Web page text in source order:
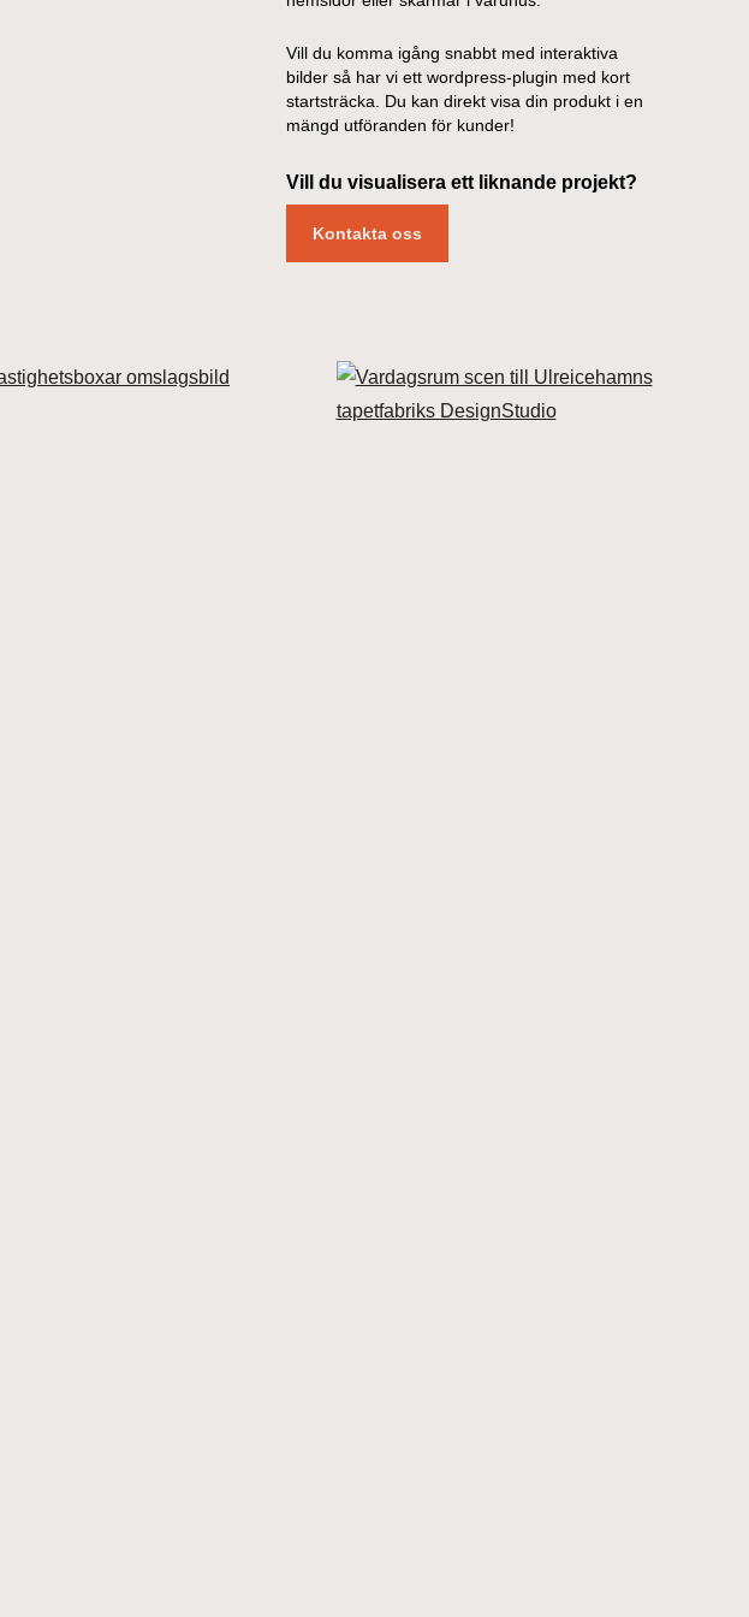
Vill du komma igång snabbt med interaktiva
bilder så har vi ett wordpress-plugin med kort
startsträcka. Du kan direkt visa din produkt i en
mängd utföranden för kunder!
Vill du visualisera ett liknande projekt?
Kontakta oss